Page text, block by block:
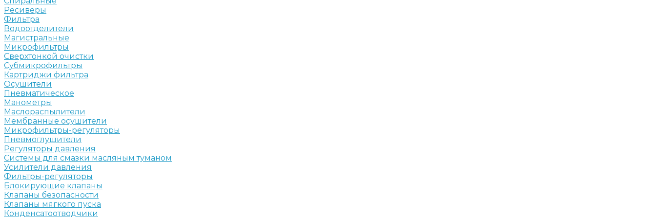
Ресиверы
Фильтра
Водоотделители
Магистральные
Микрофильтры
Сверхтонкой очистки
Субмикрофильтры
Картриджи фильтра
Осушители
Пневматическое
Манометры
Маслораспылители
Мембранные осушители
Микрофильтры-регуляторы
Пневмоглушители
Регуляторы давления
Системы для смазки масляным туманом
Усилители давления
Фильтры-регуляторы
Блокирующие клапаны
Клапаны безопасности
Клапаны мягкого пуска
Конденсатоотводчики